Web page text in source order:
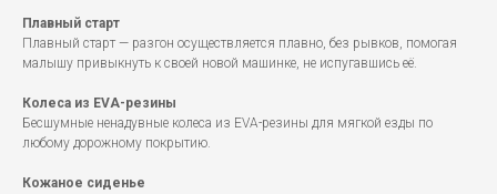
Плавный старт
Плавный старт — разгон осуществляется плавно, без рывков, помогая
малышу привыкнуть к своей новой машинке, не испугавшись её.
Колеса из EVA-резины
Бесшумные ненадувные колеса из EVA-резины для мягкой езды по
любому дорожному покрытию.
Кожаное сиденье